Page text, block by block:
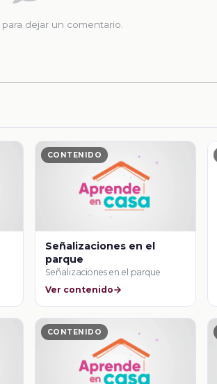
para dejar un comentario.
CONTENIDO
Señalizaciones en el
parque
Señalizaciones en el parque
Ver contenido
CONTENIDO